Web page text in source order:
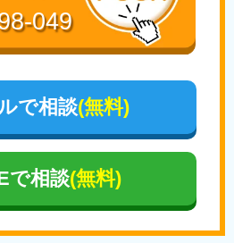
049
で相談(無料)
で相談(無料)